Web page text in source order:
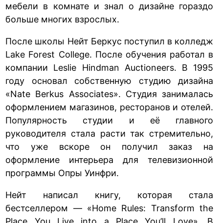
мебели в комнате и знал о дизайне гораздо
больше многих взрослых.
После школы Нейт Беркус поступил в колледж
Lake Forest College. После обучения работал в
компании Leslie Hindman Auctioneers. В 1995
году основал собственную студию дизайна
«Nate Berkus Associates». Студия занималась
оформлением магазинов, ресторанов и отелей.
Популярность студии и её главного
руководителя стала расти так стремительно,
что уже вскоре он получил заказ на
оформление интерьера для телевизионной
программы Опры Уинфри.
Нейт написал книгу, которая стала
бестселлером — «Home Rules: Transform the